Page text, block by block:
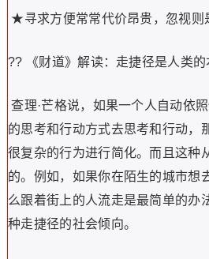
★寻求方便常常代价昂贵，忽视则
?? 《财道》解读：走捷径是人类的
查理·芒格说，如果一个人自动依
的思考和行动方式去思考和行动，
很复杂的行为进行简化。而且这种
的。例如，如果你在陌生的城市想
么跟着街上的人流走是最简单的办
种走捷径的社会倾向。